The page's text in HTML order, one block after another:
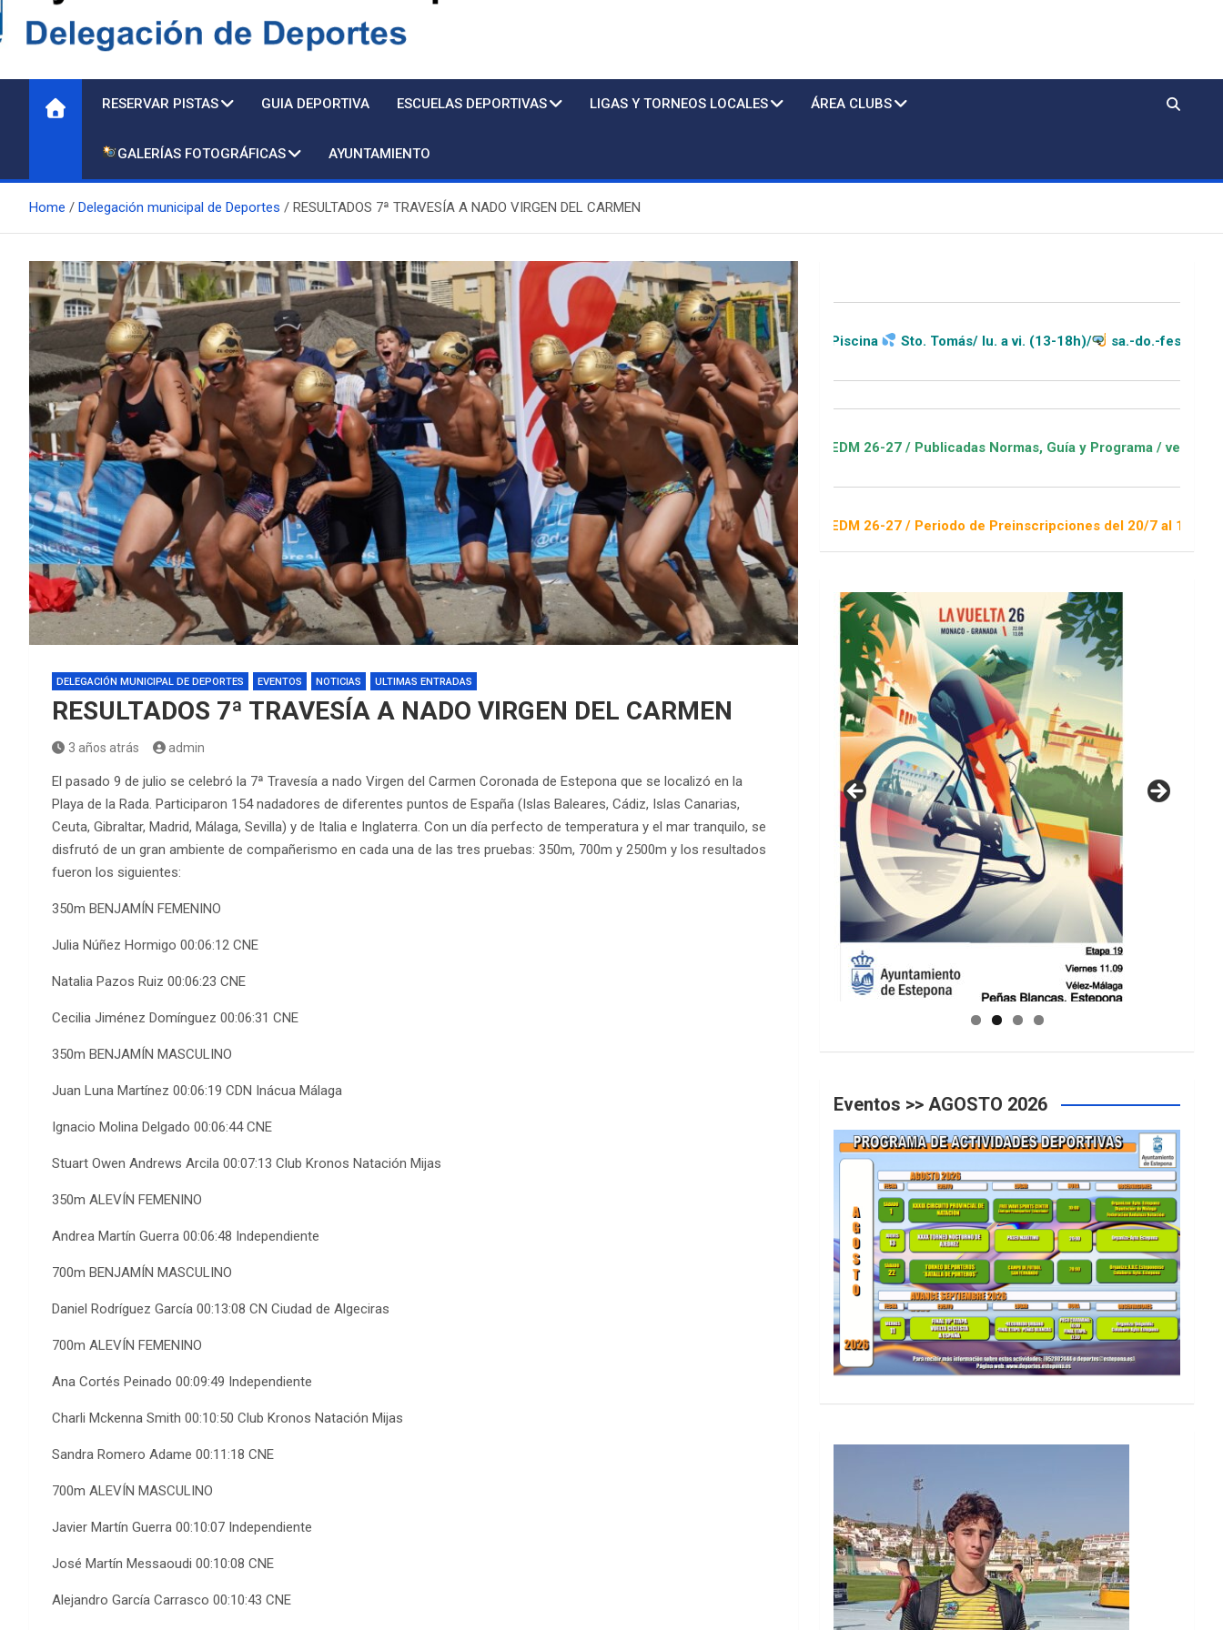
Delegación de Deportes
RESERVAR PISTAS GUIA DEPORTIVA ESCUELAS DEPORTIVAS LIGAS Y TORNEOS LOCALES ÁREA CLUBS
GALERÍAS FOTOGRÁFICAS AYUNTAMIENTO
Home Delegación municipal de Deportes RESULTADOS 7ª TRAVESÍA A NADO VIRGEN DEL CARMEN
DELEGACIÓN MUNICIPAL DE DEPORTES EVENTOS NOTICIAS ULTIMAS ENTRADAS
RESULTADOS 7ª TRAVESÍA A NADO VIRGEN DEL CARMEN
3 años atrás admin
El pasado 9 de julio se celebró la 7ª Travesía a nado Virgen del Carmen Coronada de Estepona que se localizó en la
Playa de la Rada. Participaron 154 nadadores de diferentes puntos de España (Islas Baleares, Cádiz, Islas Canarias,
Ceuta, Gibraltar, Madrid, Málaga, Sevilla) y de Italia e Inglaterra. Con un día perfecto de temperatura y el mar tranquilo, se
disfrutó de un gran ambiente de compañerismo en cada una de las tres pruebas: 350m, 700m y 2500m y los resultados
fueron los siguientes:
350m BENJAMÍN FEMENINO
Julia Núñez Hormigo 00:06:12 CNE
Natalia Pazos Ruiz 00:06:23 CNE
Cecilia Jiménez Domínguez 00:06:31 CNE
350m BENJAMÍN MASCULINO
Juan Luna Martínez 00:06:19 CDN Inácua Málaga
Ignacio Molina Delgado 00:06:44 CNE
Stuart Owen Andrews Arcila 00:07:13 Club Kronos Natación Mijas
350m ALEVÍN FEMENINO
Andrea Martín Guerra 00:06:48 Independiente
700m BENJAMÍN MASCULINO
Daniel Rodríguez García 00:13:08 CN Ciudad de Algeciras
700m ALEVÍN FEMENINO
Ana Cortés Peinado 00:09:49 Independiente
Charli Mckenna Smith 00:10:50 Club Kronos Natación Mijas
Sandra Romero Adame 00:11:18 CNE
700m ALEVÍN MASCULINO
Javier Martín Guerra 00:10:07 Independiente
José Martín Messaoudi 00:10:08 CNE
Alejandro García Carrasco 00:10:43 CNE
Piscina Sto. Tomás/ lu. a vi. (13-18h)/ sa.-do.-festivos (11-20h)
EDM 26-27 / Publicadas Normas, Guía y Programa / ver Escuelas Deportivas
EDM 26-27 / Periodo de Preinscripciones del 20/7 al 16/8 / Sorteo 1 de
GUIA DE INSTALACIONES DEPORTIVAS
Eventos >> AGOSTO 2026